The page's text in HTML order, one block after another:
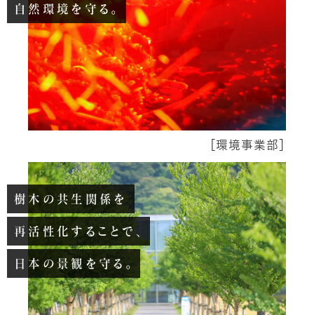
自然環境を守る。
環境事業部
樹木の共生関係を
再活性化することで、
日本の景観を守る。